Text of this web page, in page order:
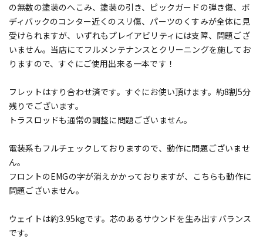
の無数の塗装のへこみ、塗装の引き、ピックガードの弾き傷、ボ
ディバックのコンター近くのスリ傷、パーツのくすみが全体に見
受けられますが、いずれもプレイアビリティには支障、問題ござ
いません。当店にてフルメンテナンスとクリーニングを施してお
りますので、すぐにご使用出来る一本です！
フレットはすり合わせ済です。すぐにお使い頂けます。約8割5分
残りでございます。
トラスロッドも通常の調整に問題ございません。
電装系もフルチェックしておりますので、動作に問題ございませ
ん。
フロントのEMGの字が消えかかっておりますが、こちらも動作に
問題ございません。
ウェイトは約3.95kgです。芯のあるサウンドを生み出すバランス
です。